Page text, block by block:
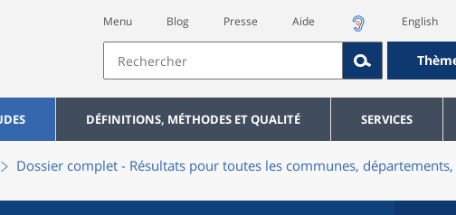
Menu Blog Presse Aide English
DÉFINITIONS, MÉTHODES ET QUALITÉ SERVICES
Dossier complet - Résultats pour toutes les communes,